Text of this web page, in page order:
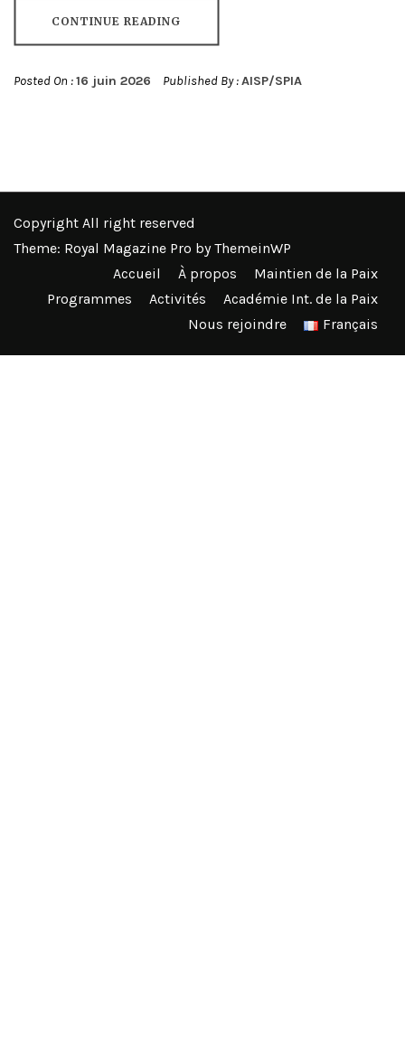
CONTINUE READING
Posted On :16 juin 2026 Published By :AISP/SPIA
Copyright All right reserved
Theme: Royal Magazine Pro byThemeinWP
Accueil
À propos
Maintien de la Paix
Programmes
Activités
Académie Int. de la Paix
Nous rejoindre
Français